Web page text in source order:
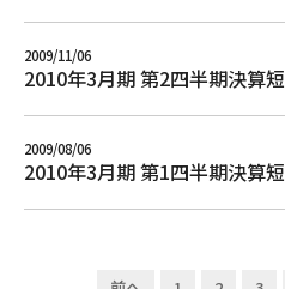
2009/11/06
2010年3月期 第2四半期決算
2009/08/06
2010年3月期 第1四半期決算